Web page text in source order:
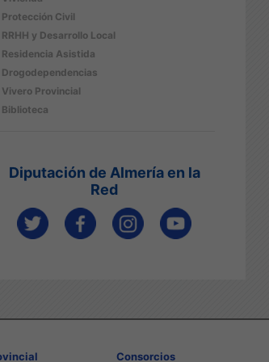
Protección Civil
RRHH y Desarrollo Local
Residencia Asistida
Drogodependencias
Vivero Provincial
Biblioteca
Diputación de Almería en la
Red
Consorcios